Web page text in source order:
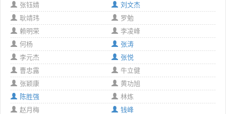
张钰婧
刘文杰
耿靖玮
罗勉
赖明荣
李凌峰
何杨
张涛
李元杰
张悦
曹忠露
牛立健
张颖康
黄功旭
陈胜强
林炼
赵月梅
钱峰